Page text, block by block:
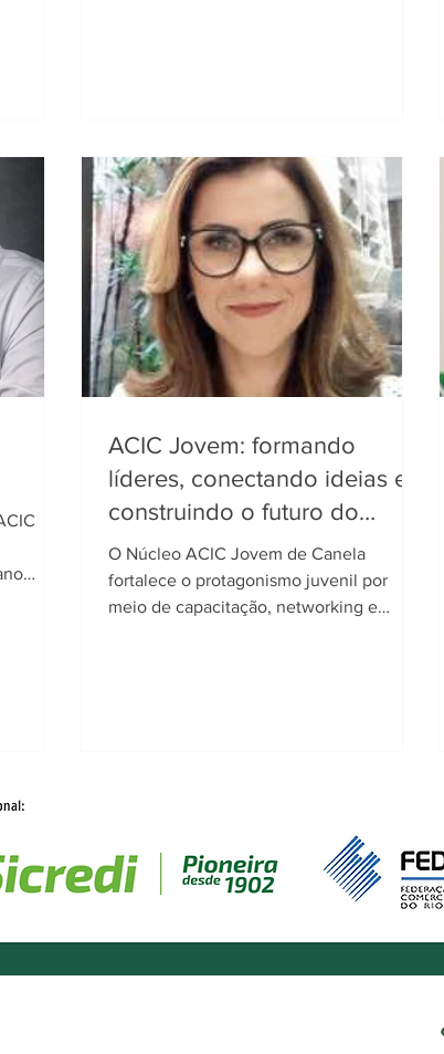
ACIC Jovem: formando
líderes, conectando ideias e
construindo o futuro do
empreendedorismo local
O Núcleo ACIC Jovem de Canela
fortalece o protagonismo juvenil por
meio de capacitação, networking e